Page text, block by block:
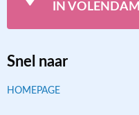
IN VOLENDAM
Snel naar
HOMEPAGE